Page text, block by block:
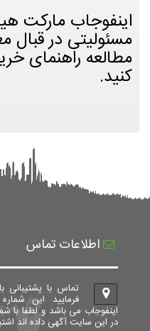
اینفوجاب مارکت
مسئولیتی در قبال
مطالعه راهنمای
کنید.
اطلاعات تماس
تماس با پشتیبانی
فرمایید این
اینفوجاب می باشد و لطفا با
در این سایت آگهی داده اند